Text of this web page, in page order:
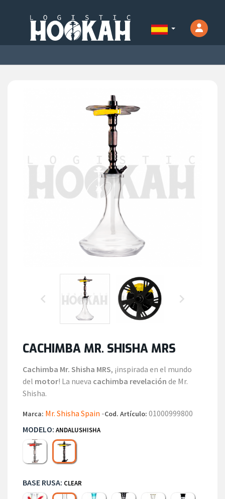
 
CACHIMBA MR. SHISHA MRS
Cachimba Mr. Shisha MRS, ¡inspirada en el mundo
del motor! La nueva cachimba revelación de Mr.
Shisha.
Marca: Mr. Shisha Spain -Cod. Artículo: 01000999800
MODELO: ANDALUSHISHA
Ahmad RazoAndalushisha
BASE RUSA: CLEAR
Sin base Clear Big Glass P-turquoise
Big Glass N Black
Egyptian Frozen Black